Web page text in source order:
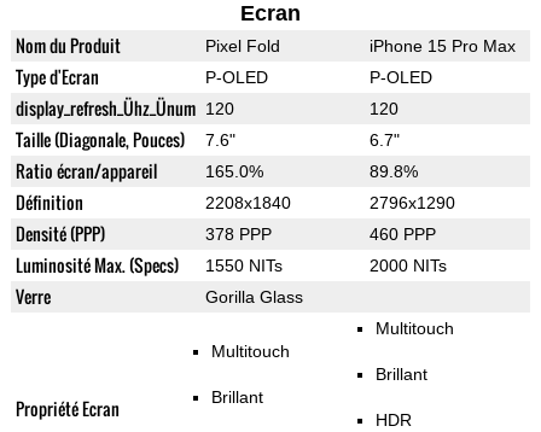
Ecran
Nom du Produit Pixel Fold iPhone 15 Pro Max
Type d'Ecran P-OLED P-OLED
display_refresh_Ühz_Ünum 120 120
Taille (Diagonale, Pouces) 7.6" 6.7"
Ratio écran/appareil 165.0% 89.8%
Définition 2208x1840 2796x1290
Densité (PPP) 378 PPP 460 PPP
Luminosité Max. (Specs) 1550 NITs 2000 NITs
Verre Gorilla Glass
Propriété Ecran
Multitouch
Brillant
Multitouch
Brillant
HDR